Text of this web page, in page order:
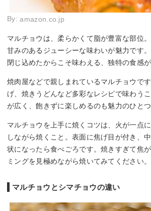
By:amazon.co.jp
マルチョウは、柔らかくて脂が豊富な部位
甘みのあるジューシーな味わいが魅力です
閉じ込めたからこそ味わえる、独特の食感が
焼肉屋などで親しまれているマルチョウで
げ、焼きうどんなど多彩なレシピで味わう
が広く、飽きずに楽しめるのも魅力のひとつ
マルチョウを上手に焼くコツは、火が一点
しながら焼くこと。表面に焦げ目が付き、
状になったら食べごろです。焼きすぎて焦
ミングを見極めながら焼いてみてください。
マルチョウとシマチョウの違い